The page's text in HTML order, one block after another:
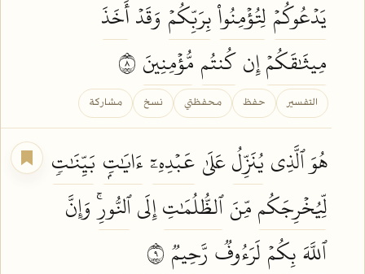
يَدۡعُوكُمۡ لِتُؤۡمِنُواْبِرَبِّكُمۡ وَقَدۡأَخَذَ
مِيثَٰقَكُمۡإِنكُنتُم مُّؤۡمِنِينَ
التفسير حفظ محفظتي نسخ مشاركة
هُوَ ٱلَّذِي يُنَزِّلُعَلَىٰ عَبۡدِهِۦٓ ءَايَٰتِۭ بَيِّنَٰتٖ
لِّيُخۡرِجَكُممِّنَٱلظُّلُمَٰتِإِلَىٱلنُّورِۚوَإِنَّ
ٱللَّهَبِكُمۡ لَرَءُوفٞ رَّحِيمٞ